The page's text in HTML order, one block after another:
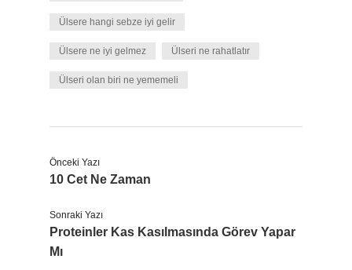
Ülsere hangi sebze iyi gelir
Ülsere ne iyi gelmez Ülseri ne rahatlatır
Ülseri olan biri ne yememeli
Önceki Yazı
10 Cet Ne Zaman
Sonraki Yazı
Proteinler Kas Kasılmasında Görev Yapar
Mı